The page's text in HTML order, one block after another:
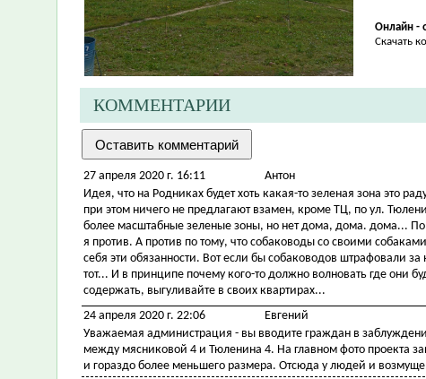
Онлайн -
Скачать
КОММЕНТАРИИ
27 апреля 2020 г. 16:11
Антон
Идея, что на Родниках будет хоть какая-то зеленая зона
при этом ничего не предлагают взамен, кроме ТЦ, по ул.
более масштабные зеленые зоны, но нет дома, дома. дома... По
я против. А против по тому, что собаководы со своими
себя эти обязанности. Вот если бы собаководов штрафовали
тот... И в принципе почему кого-то должно волновать где они
содержать, выгуливайте в своих квартирах...
24 апреля 2020 г. 22:06
Евгений
Уважаемая администрация - вы вводите граждан в
между мясниковой 4 и Тюленина 4. На главном фото проекта
и гораздо более меньшего размера. Отсюда у людей и